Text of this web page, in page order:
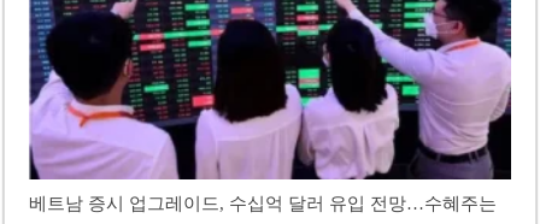
베트남 증시 업그레이드, 수십억 달러 유입 전망…수혜주는